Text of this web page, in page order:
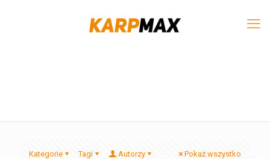
Kategorie Tagi Autorzy Pokaż wszystko